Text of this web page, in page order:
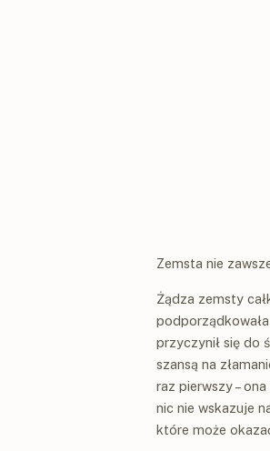
Zemsta nie
Żądza zemsty
przyczynił się do
szansą na
raz pierwszy –
nic nie wskazuje
które może